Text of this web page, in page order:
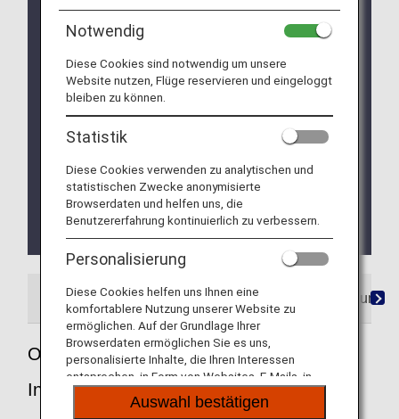
Renovierungsarbeiten am Terminalgebäude
Aufgrund von Renovierungsarbeiten können sich
einige Bereiche des Terminals an einem anderen
Standort befinden, als auf der Karte angegeben.
Einzelheiten zu den durchgeführten Arbeiten
Renovierungsarbeiten im Terminalgebäude 1
auf dem internationalen Flughafen Kansai
Wenn Sie nach Japan reisen oder zurückkehren,
nutzen Sie bitte
Visit Japan Web
(ein Online-
Service für Einreise- und Zollverfahren).
Flughafenführer Stadtinformationen/Anfahrt zum
Orientierungshilfe für den Kansai
International Airport
Notwendig
Diese Cookies sind notwendig um unsere
Website nutzen, Flüge reservieren und eingeloggt
bleiben zu können.
Statistik
Diese Cookies verwenden zu analytischen und
statistischen Zwecke anonymisierte
Browserdaten und helfen uns, die
Benutzererfahrung kontinuierlich zu verbessern.
Personalisierung
Diese Cookies helfen uns Ihnen eine
komfortablere Nutzung unserer Website zu
ermöglichen. Auf der Grundlage Ihrer
Browserdaten ermöglichen Sie es uns,
personalisierte Inhalte, die Ihren Interessen
entsprechen, in Form von Websites, E-Mails, in
sozialen Medien und Werbung anzubieten.
Auswahl bestätigen